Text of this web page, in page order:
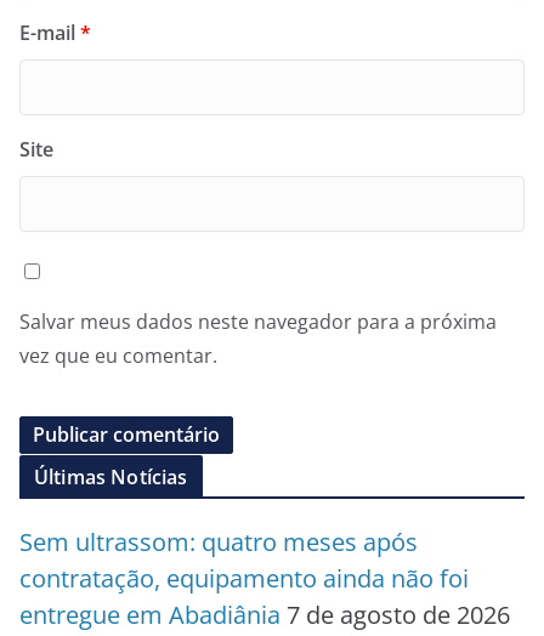
E-mail*
Site
Salvar meus dados neste navegador para a próxima
vez que eu comentar.
Últimas Notícias
Sem ultrassom: quatro meses após
contratação, equipamento ainda não foi
entregue em Abadiânia 7 de agosto de 2026